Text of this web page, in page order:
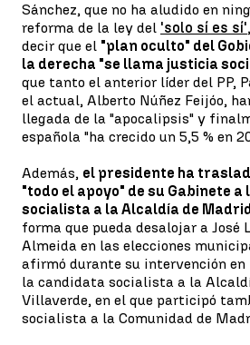
Sánchez, que no ha aludido en
reforma de la ley del 'solo sí es sí'
decir que el "plan oculto" del
la derecha "se llama justicia
que tanto el anterior líder del PP,
el actual, Alberto Núñez Feijóo,
llegada de la "apocalipsis" y
española "ha crecido un 5,5 % en
Además, el presidente ha
"todo el apoyo" de su Gabinete
socialista a la Alcaldía de
forma que pueda desalojar a José
Almeida en las elecciones
afirmó durante su intervención en
la candidata socialista a la
Villaverde, en el que participó
socialista a la Comunidad de